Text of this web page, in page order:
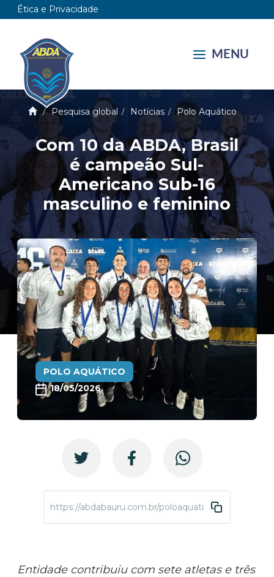
Ética e Privacidade
MENU
Pesquisa global Notícias Polo Aquático
Com 10 da ABDA, Brasil
é campeão Sul-
Americano Sub-16
masculino e feminino
POLO AQUÁTICO
18/05/2026
https://abdabauru.com.br/poloaquatico-sula-sub16-
Entidade contribuiu com sete atletas e três